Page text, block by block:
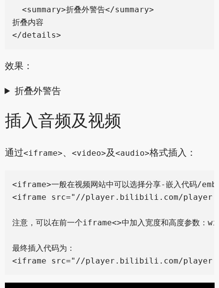
  <summary>折叠外警告</summary>
折叠内容
效果：
折叠外警告
插入音频及视频
通过<iframe>、 <video>及<audio>格式插入：
<iframe>一般在视频网站中可以选择分享-嵌入代码/
<iframe src="//player.bilibili.com/
注意，可以在前一个iframe<>中加入宽度和高度参数
最终插入代码为：